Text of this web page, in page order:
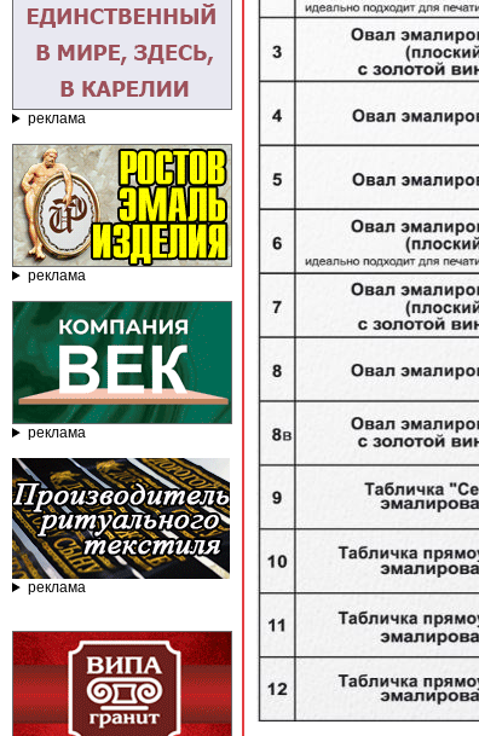
реклама
реклама
реклама
реклама